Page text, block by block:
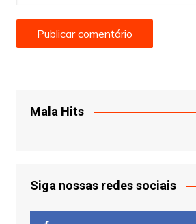
Mala Hits
Siga nossas redes sociais